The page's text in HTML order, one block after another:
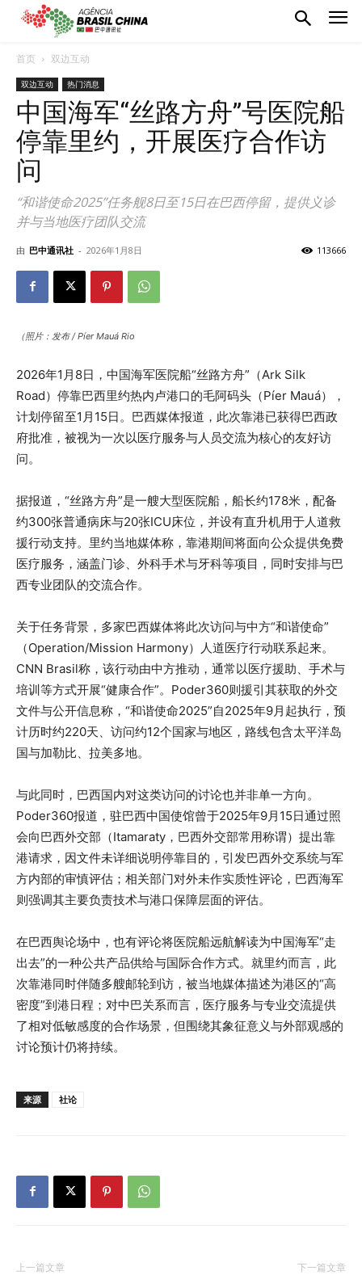
首页 双边互动
双边互动 热门消息
中国海军“丝路方舟”号医院船
停靠里约，开展医疗合作访
问
“和谐使命2025”任务舰8日至15日在巴西停留，提供义诊
并与当地医疗团队交流
由 巴中通讯社 - 2026年1月8日 113666
（照片：发布 / Píer Mauá Rio
2026年1月8日，中国海军医院船“丝路方舟”（Ark Silk
Road）停靠巴西里约热内卢港口的毛阿码头（Píer Mauá），
计划停留至1月15日。巴西媒体报道，此次靠港已获得巴西政
府批准，被视为一次以医疗服务与人员交流为核心的友好访
问。
据报道，“丝路方舟”是一艘大型医院船，船长约178米，配备
约300张普通病床与20张ICU床位，并设有直升机用于人道救
援行动支持。里约当地媒体称，靠港期间将面向公众提供免费
医疗服务，涵盖门诊、外科手术与牙科等项目，同时安排与巴
西专业团队的交流合作。
关于任务背景，多家巴西媒体将此次访问与中方“和谐使命”
（Operation/Mission Harmony）人道医疗行动联系起来。
CNN Brasil称，该行动由中方推动，通常以医疗援助、手术与
培训等方式开展“健康合作”。Poder360则援引其获取的外交
文件与公开信息称，“和谐使命2025”自2025年9月起执行，预
计历时约220天、访问约12个国家与地区，路线包含太平洋岛
国与加勒比、拉美多地。
与此同时，巴西国内对这类访问的讨论也并非单一方向。
Poder360报道，驻巴西中国使馆曾于2025年9月15日通过照
会向巴西外交部（Itamaraty，巴西外交部常用称谓）提出靠
港请求，因文件未详细说明停靠目的，引发巴西外交系统与军
方内部的审慎评估；相关部门对外未作实质性评论，巴西海军
则强调其主要负责技术与港口保障层面的评估。
在巴西舆论场中，也有评论将医院船远航解读为中国海军“走
出去”的一种公共产品供给与国际合作方式。就里约而言，此
次靠港同时伴随多艘邮轮到访，被当地媒体描述为港区的“高
密度”到港日程；对中巴关系而言，医疗服务与专业交流提供
了相对低敏感度的合作场景，但围绕其象征意义与外部观感的
讨论预计仍将持续。
来源 社论
上一篇文章 下一篇文章